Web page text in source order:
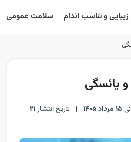
زیبایی و تناسب اندام سلامت عمومی
و یائسگی
15 مرداد 1405 | تاریخ انتشار21